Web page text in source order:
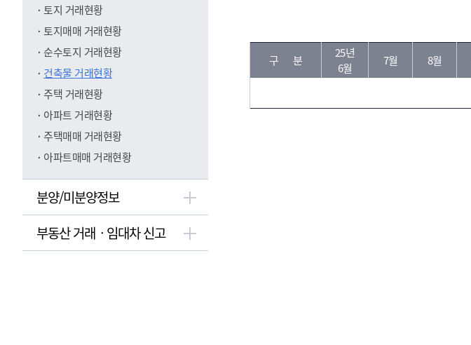
토지 거래현황
토지매매 거래현황
순수토지 거래현황
건축물 거래현황
주택 거래현황
아파트 거래현황
주택매매 거래현황
아파트매매 거래현황
분양/미분양정보
부동산 거래ㆍ임대차 신고
명
필
지
내용이
구 분
25년
6월
7월 8월